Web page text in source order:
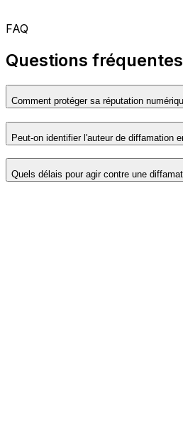
FAQ
Questions
Comment protéger sa réputation
Peut-on identifier l'auteur de diffamation
Quels délais pour agir contre une